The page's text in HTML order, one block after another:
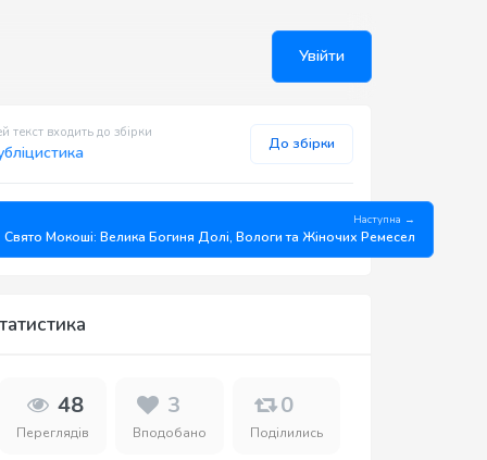
Увійти
текст входить до збірки
До збірки
Наступна →
Свято Мокоші: Велика Богиня Долі, Вологи та Жіночих Ремесел
48
Переглядів
3
Вподобано
0
Поділились